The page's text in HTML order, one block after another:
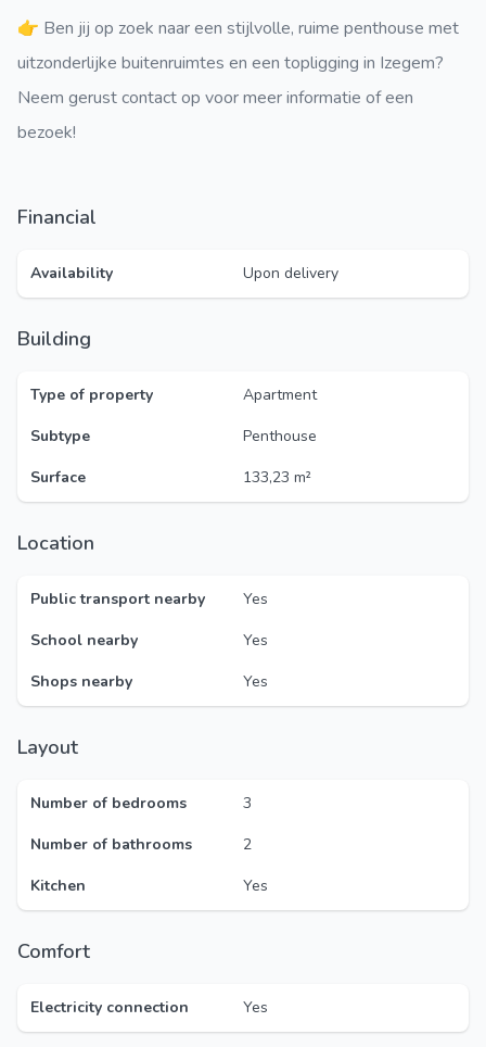
👉 Ben jij op zoek naar een stijlvolle, ruime penthouse met
uitzonderlijke buitenruimtes en een topligging in Izegem?
Neem gerust contact op voor meer informatie of een
bezoek!
Financial
Availability Upon delivery
Building
Type of property
Apartment
Subtype
Penthouse
Surface
133,23 m²
Location
Public transport nearby
Yes
School nearby
Yes
Shops nearby
Yes
Layout
Number of bedrooms
3
Number of bathrooms
2
Kitchen
Yes
Comfort
Electricity connection Yes